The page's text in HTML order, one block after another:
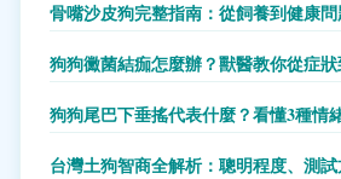
骨嘴沙皮狗完整指南：從飼養到健康
狗狗黴菌結痂怎麼辦？獸醫教你從症
狗狗尾巴下垂搖代表什麼？看懂3種情
台灣土狗智商全解析：聰明程度、測